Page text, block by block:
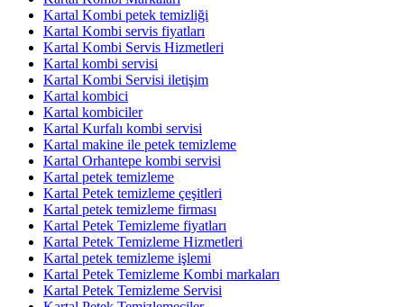
Kartal Kombi petek temizliği
Kartal Kombi servis fiyatları
Kartal Kombi Servis Hizmetleri
Kartal kombi servisi
Kartal Kombi Servisi iletişim
Kartal kombici
Kartal kombiciler
Kartal Kurfalı kombi servisi
Kartal makine ile petek temizleme
Kartal Orhantepe kombi servisi
Kartal petek temizleme
Kartal Petek temizleme çeşitleri
Kartal petek temizleme firması
Kartal Petek Temizleme fiyatları
Kartal Petek Temizleme Hizmetleri
Kartal petek temizleme işlemi
Kartal Petek Temizleme Kombi markaları
Kartal Petek Temizleme Servisi